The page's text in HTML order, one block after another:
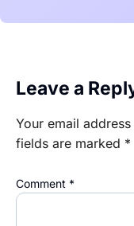
Leave a
Your email
fields are marked *
Comment *